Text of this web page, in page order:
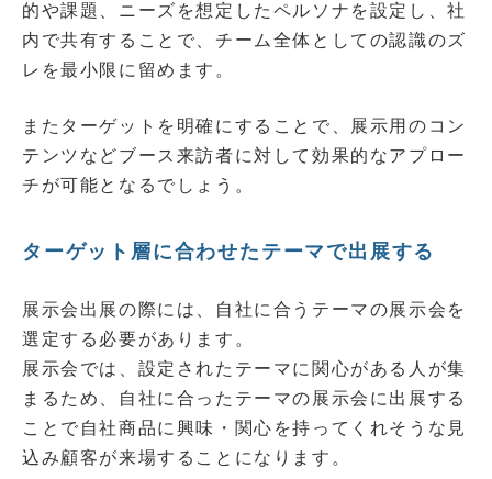
的や課題、ニーズを想定したペルソナを設定し、社
内で共有することで、チーム全体としての認識のズ
レを最小限に留めます。
またターゲットを明確にすることで、展示用のコン
テンツなどブース来訪者に対して効果的なアプロー
チが可能となるでしょう。
ターゲット層に合わせたテーマで出展する
展示会出展の際には、自社に合うテーマの展示会を
選定する必要があります。
展示会では、設定されたテーマに関心がある人が集
まるため、自社に合ったテーマの展示会に出展する
ことで自社商品に興味・関心を持ってくれそうな見
込み顧客が来場することになります。